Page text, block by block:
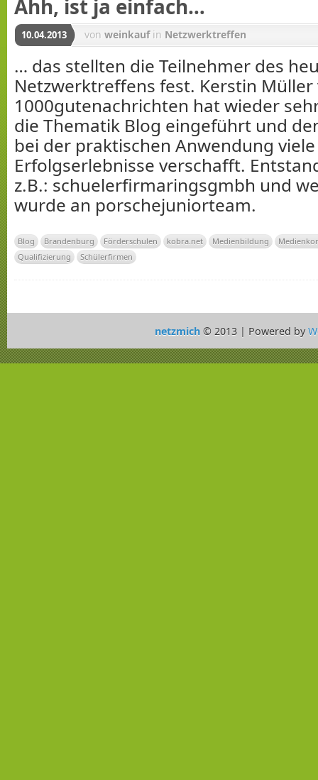
Ahh, ist ja einfach…
10.04.2013 von weinkauf in Netzwerktreffen
… das stellten die Teilnehmer des
Netzwerktreffens fest. Kerstin Müller
1000gutenachrichten hat wieder
die Thematik Blog eingeführt und
bei der praktischen Anwendung viele
Erfolgserlebnisse verschafft.
z.B.: schuelerfirmaringsgmbh und
wurde an porschejuniorteam.
Blog Brandenburg Förderschulen kobra.net Medienbildung
Qualifizierung
Schülerfirmen
netzmich© 2013 | Powered by